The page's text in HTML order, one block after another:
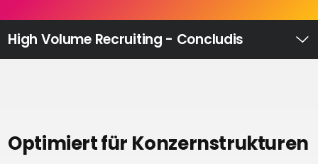
Volume
Ausbildungsmanagement
High Volume Recruiting - Concludis
Optimiert für Konzernstrukturen